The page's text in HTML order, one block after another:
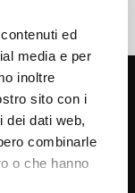
ed
media e per
inoltre
sito con i
dei dati web,
combinarle
o che hanno